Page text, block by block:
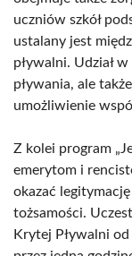
uczniów szkół
ustalany jest
pływalni. Udział
pływania, ale
umożliwienie
Z kolei program
emerytom i
okazać
tożsamości.
Krytej Pływalni